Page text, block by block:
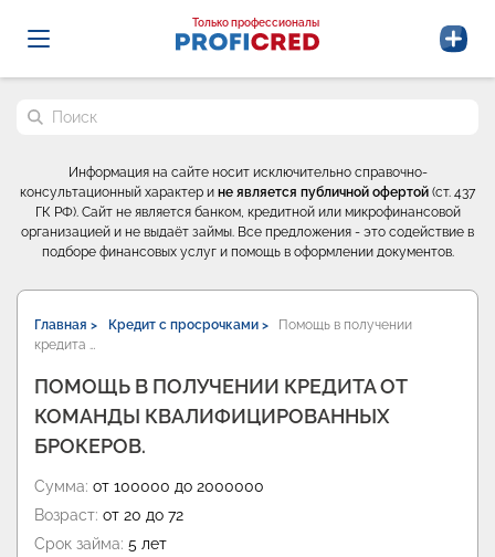
Probrokery - Только профессионалы
Только профессионалы
Поиск по сайту
Информация на сайте носит исключительно справочно-
консультационный характер и не является публичной офертой (ст. 437
ГК РФ). Сайт не является банком, кредитной или микрофинансовой
организацией и не выдаёт займы. Все предложения - это содействие в
подборе финансовых услуг и помощь в оформлении документов.
Главная > Кредит с просрочками >
Помощь в получении
кредита …
ПОМОЩЬ В ПОЛУЧЕНИИ КРЕДИТА ОТ
КОМАНДЫ КВАЛИФИЦИРОВАННЫХ
БРОКЕРОВ.
Сумма: от 100000 до 2000000
Возраст: от 20 до 72
Срок займа: 5 лет